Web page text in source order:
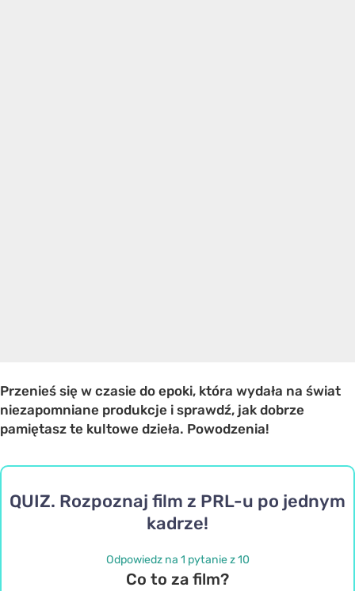
Przenieś się w czasie do epoki, która wydała na świat
niezapomniane produkcje i sprawdź, jak dobrze
pamiętasz te kultowe dzieła. Powodzenia!
QUIZ. Rozpoznaj film z PRL-u po jednym
kadrze!
Odpowiedz na 1 pytanie z 10
Co to za film?